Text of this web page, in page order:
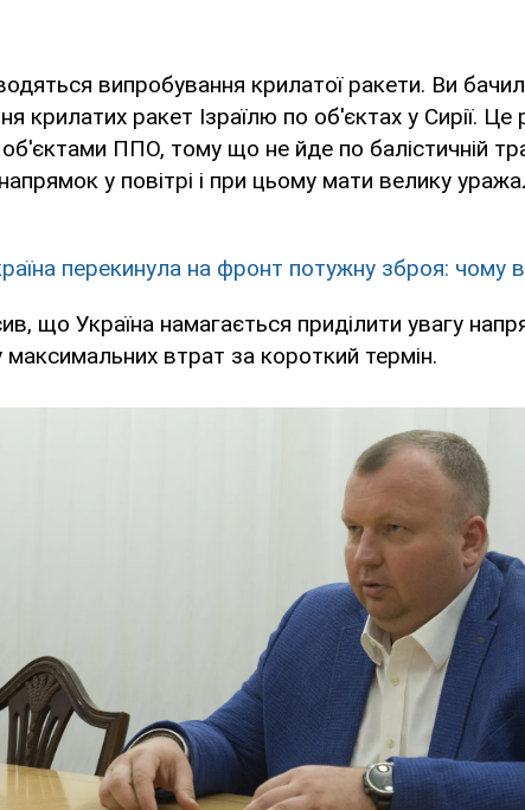
випробування крилатої ракети. Ви
крилатих ракет Ізраїлю по об'єктах у Сирії.
об'єктами ППО, тому що не йде по балістичній
у повітрі і при цьому мати велику
перекинула на фронт потужну зброя: чому
що Україна намагається приділити увагу
максимальних втрат за короткий термін.